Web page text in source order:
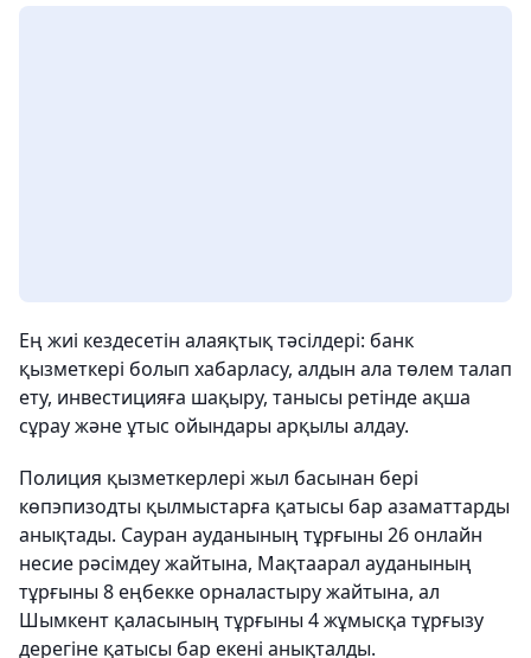
Ең жиі кездесетін алаяқтық тәсілдері: банк
қызметкері болып хабарласу, алдын ала төлем талап
ету, инвестицияға шақыру, танысы ретінде ақша
сұрау және ұтыс ойындары арқылы алдау.
Полиция қызметкерлері жыл басынан бері
көпэпизодты қылмыстарға қатысы бар азаматтарды
анықтады. Сауран ауданының тұрғыны 26 онлайн
несие рәсімдеу жайтына, Мақтаарал ауданының
тұрғыны 8 еңбекке орналастыру жайтына, ал
Шымкент қаласының тұрғыны 4 жұмысқа тұрғызу
дерегіне қатысы бар екені анықталды.